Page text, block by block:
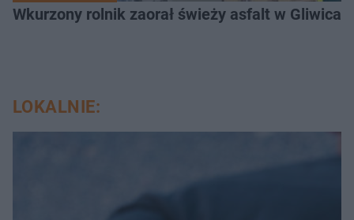
Wkurzony rolnik zaorał świeży asfalt w
LOKALNIE: